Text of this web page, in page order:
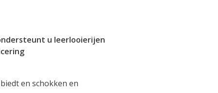
u leerlooierijen
en schokken en